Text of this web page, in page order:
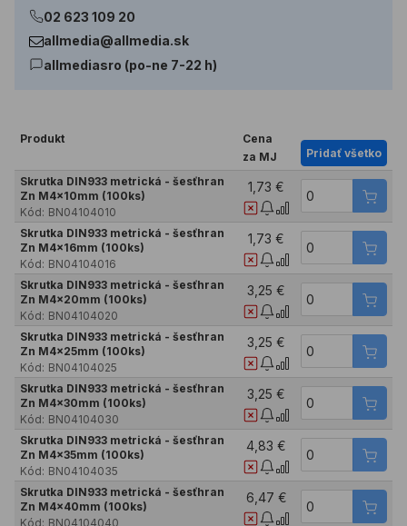
02 623 109 20
allmedia@allmedia.sk
allmediasro (po-ne 7-22 h)
Produkt
Cena
za MJ
Pridať všetko
Skrutka DIN933 metrická - šesťhran
Zn M4x10mm (100ks)
Kód: BN04104010
1,73 €
Skrutka DIN933 metrická - šesťhran
Zn M4x16mm (100ks)
Kód: BN04104016
1,73 €
Skrutka DIN933 metrická - šesťhran
Zn M4x20mm (100ks)
Kód: BN04104020
3,25 €
Skrutka DIN933 metrická - šesťhran
Zn M4x25mm (100ks)
Kód: BN04104025
3,25 €
Skrutka DIN933 metrická - šesťhran
Zn M4x30mm (100ks)
Kód: BN04104030
3,25 €
Skrutka DIN933 metrická - šesťhran
Zn M4x35mm (100ks)
Kód: BN04104035
4,83 €
Skrutka DIN933 metrická - šesťhran
Zn M4x40mm (100ks)
Kód: BN04104040
6,47 €